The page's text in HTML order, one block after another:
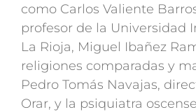
como Carlos Valiente
profesor de la Universidad
La Rioja, Miguel Ibañez
religiones comparadas y
Pedro Tomás Navajas,
Orar, y la psiquiatra